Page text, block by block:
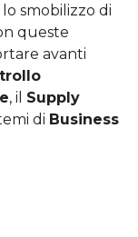
smobilizzo di
queste
avanti
o
, il Supply
di Business